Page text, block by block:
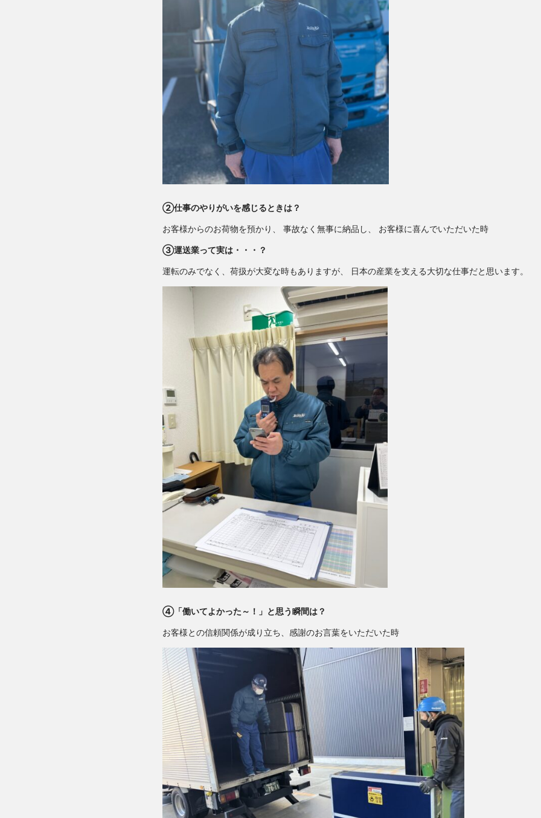
②仕事のやりがいを感じるときは？
お客様からのお荷物を預かり、 事故なく無事に納品し、 お客様に喜んでいただいた時
③運送業って実は・・・？
運転のみでなく、荷扱が大変な時もありますが、 日本の産業を支える大切な仕事だと思います。
④「働いてよかった～！」と思う瞬間は？
お客様との信頼関係が成り立ち、感謝のお言葉をいただいた時